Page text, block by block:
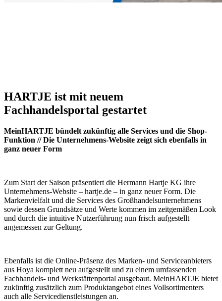
HARTJE ist mit neuem
Fachhandelsportal gestartet
MeinHARTJE bündelt zukünftig alle Services und die Shop-
Funktion // Die Unternehmens-Website zeigt sich ebenfalls in
ganz neuer Form
Zum Start der Saison präsentiert die Hermann Hartje KG ihre
Unternehmens-Website – hartje.de – in ganz neuer Form. Die
Markenvielfalt und die Services des Großhandelsunternehmens
sowie dessen Grundsätze und Werte kommen im zeitgemäßen Look
und durch die intuitive Nutzerführung nun frisch aufgestellt
angemessen zur Geltung.
Ebenfalls ist die Online-Präsenz des Marken- und Serviceanbieters
aus Hoya komplett neu aufgestellt und zu einem umfassenden
Fachhandels- und Werkstättenportal ausgebaut. MeinHARTJE bietet
zukünftig zusätzlich zum Produktangebot eines Vollsortimenters
auch alle Servicedienstleistungen an.